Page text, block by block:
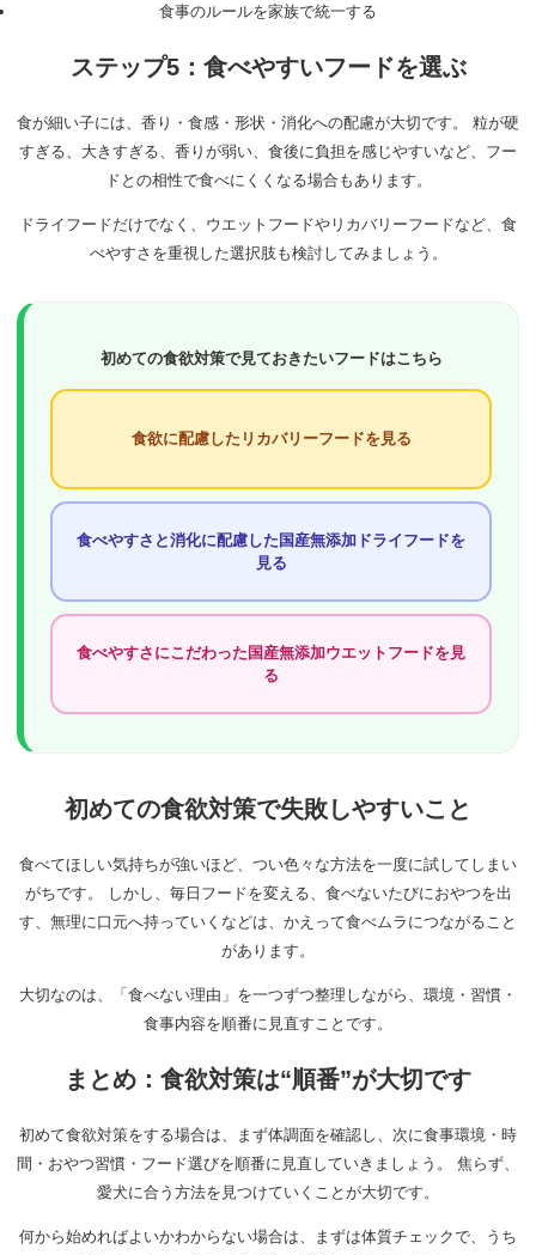
食事のルールを家族で統一する
ステップ5：食べやすいフードを選ぶ
食が細い子には、香り・食感・形状・消化への配慮が大切です。 粒が硬
すぎる、大きすぎる、香りが弱い、食後に負担を感じやすいなど、フー
ドとの相性で食べにくくなる場合もあります。
ドライフードだけでなく、ウエットフードやリカバリーフードなど、食
べやすさを重視した選択肢も検討してみましょう。
初めての食欲対策で見ておきたいフードはこちら
食欲に配慮したリカバリーフードを見る
食べやすさと消化に配慮した国産無添加ドライフードを
見る
食べやすさにこだわった国産無添加ウエットフードを見
る
初めての食欲対策で失敗しやすいこと
食べてほしい気持ちが強いほど、つい色々な方法を一度に試してしまい
がちです。 しかし、毎日フードを変える、食べないたびにおやつを出
す、無理に口元へ持っていくなどは、かえって食べムラにつながること
があります。
大切なのは、「食べない理由」を一つずつ整理しながら、環境・習慣・
食事内容を順番に見直すことです。
まとめ：食欲対策は“順番”が大切です
初めて食欲対策をする場合は、まず体調面を確認し、次に食事環境・時
間・おやつ習慣・フード選びを順番に見直していきましょう。 焦らず、
愛犬に合う方法を見つけていくことが大切です。
何から始めればよいかわからない場合は、まずは体質チェックで、うち